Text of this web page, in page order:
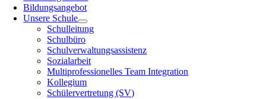
Bildungsangebot
Unsere Schule
Schulleitung
Schulbüro
Schulverwaltungsassistenz
Sozialarbeit
Multiprofessionelles Team Integration
Kollegium
Schülervertretung (SV)